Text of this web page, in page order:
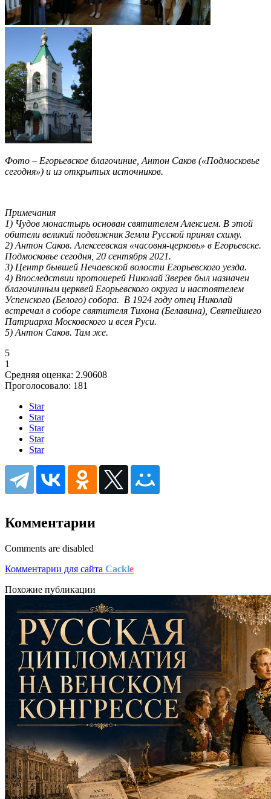
Фото – Егорьевское благочиние, Антон Саков («Подмосковье
сегодня») и из открытых источников.
Примечания
1) Чудов монастырь основан святителем Алексием. В этой
обители великий подвижник Земли Русской принял схиму.
2) Антон Саков. Алексеевская «часовня-церковь» в Егорьевске.
Подмосковье сегодня, 20 сентября 2021.
3) Центр бывшей Нечаевской волости Егорьевского уезда.
4) Впоследствии протоиерей Николай Зверев был назначен
благочинным церквей Егорьевского округа и настоятелем
Успенского (Белого) собора. В 1924 году отец Николай
встречал в соборе святителя Тихона (Белавина), Святейшего
Патриарха Московского и всея Руси.
5) Антон Саков. Там же.
5
1
Средняя оценка: 2.90608
Проголосовало: 181
Star
Star
Star
Star
Star
Комментарии
Comments are disabled
Комментарии для сайта Cackle
Похожие публикации